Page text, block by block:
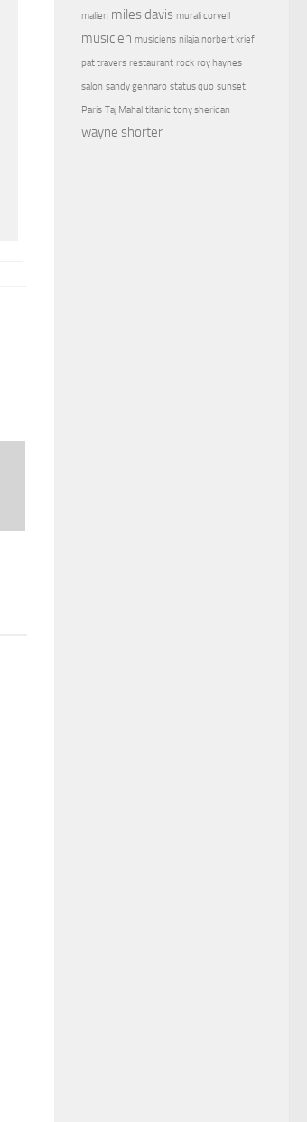
malien miles davis murali coryell
musicien musiciens nilaja norbert krief
pat travers restaurant rock roy haynes
salon sandy gennaro status quo sunset
Paris Taj Mahal titanic tony sheridan
wayne shorter